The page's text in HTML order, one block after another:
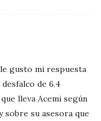
gusto mi respuesta
de 6.4
lleva Acemi según
sobre su asesora que